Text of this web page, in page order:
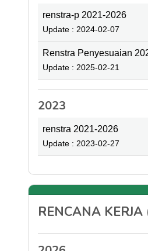
renstra-p 2021-2026
Update : 2024-02-07
Renstra Penyesuaian
Update : 2025-02-21
2023
renstra 2021-2026
Update : 2023-02-27
RENCANA KERJA